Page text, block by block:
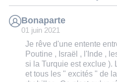
Bonaparte
01 juin 2021
Je rêve d'une entente
Poutine , Israël , l'Inde ,
si la Turquie est exclue ).
et tous les " excités " de